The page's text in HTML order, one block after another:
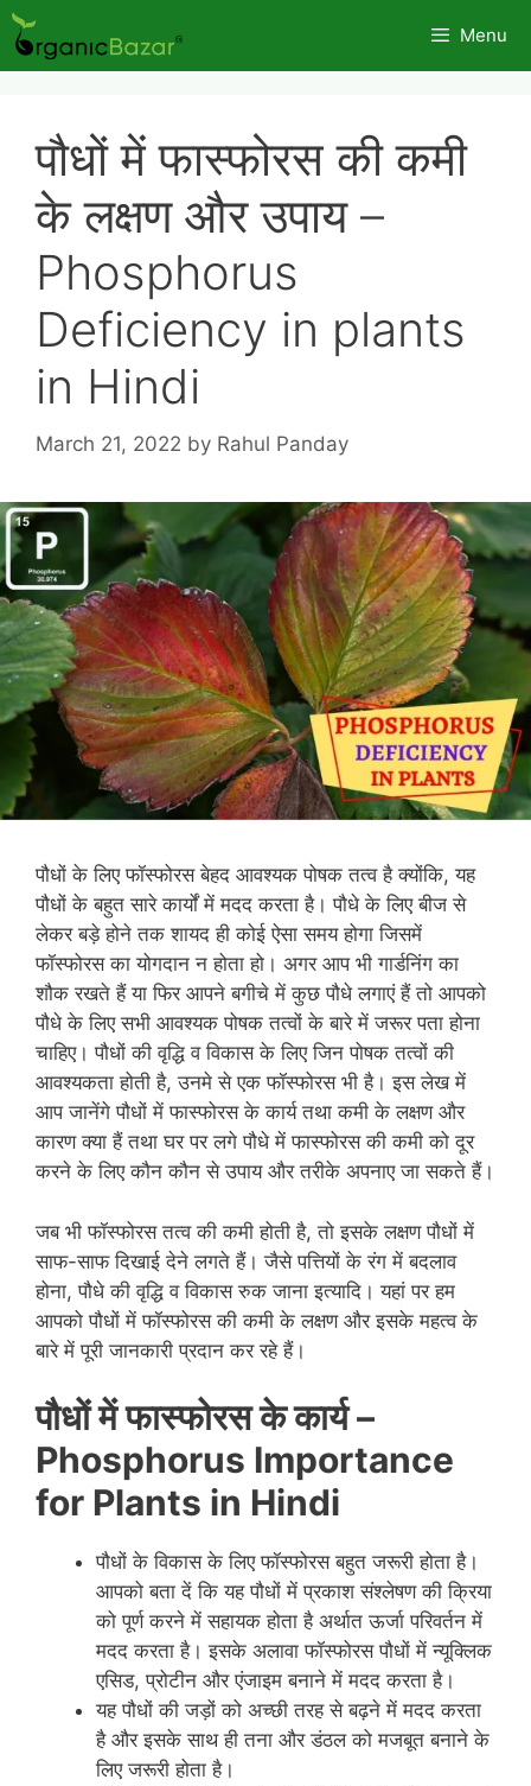
Skip
to
content
Menu
पौधों में फास्फोरस की कमी
के लक्षण और उपाय –
Phosphorus
Deficiency in plants
in Hindi
March 21, 2022 by Rahul Panday
पौधों के लिए फॉस्फोरस बेहद आवश्यक पोषक तत्व है क्योंकि, यह
पौधों के बहुत सारे कार्यों में मदद करता है। पौधे के लिए बीज से
लेकर बड़े होने तक शायद ही कोई ऐसा समय होगा जिसमें
फॉस्फोरस का योगदान न होता हो। अगर आप भी गार्डनिंग का
शौक रखते हैं या फिर आपने बगीचे में कुछ पौधे लगाएं हैं तो आपको
पौधे के लिए सभी आवश्यक पोषक तत्वों के बारे में जरूर पता होना
चाहिए। पौधों की वृद्धि व विकास के लिए जिन पोषक तत्वों की
आवश्यकता होती है, उनमे से एक फॉस्फोरस भी है। इस लेख में
आप जानेंगे पौधों में फास्फोरस के कार्य तथा कमी के लक्षण और
कारण क्या हैं तथा घर पर लगे पौधे में फास्फोरस की कमी को दूर
करने के लिए कौन कौन से उपाय और तरीके अपनाए जा सकते हैं।
जब भी फॉस्फोरस तत्व की कमी होती है, तो इसके लक्षण पौधों में
साफ-साफ दिखाई देने लगते हैं। जैसे पत्तियों के रंग में बदलाव
होना, पौधे की वृद्धि व विकास रुक जाना इत्यादि। यहां पर हम
आपको पौधों में फॉस्फोरस की कमी के लक्षण और इसके महत्व के
बारे में पूरी जानकारी प्रदान कर रहे हैं।
पौधों में फास्फोरस के कार्य –
Phosphorus Importance
for Plants in Hindi
पौधों के विकास के लिए फॉस्फोरस बहुत जरूरी होता है।
आपको बता दें कि यह पौधों में प्रकाश संश्लेषण की क्रिया
को पूर्ण करने में सहायक होता है अर्थात ऊर्जा परिवर्तन में
मदद करता है। इसके अलावा फॉस्फोरस पौधों में न्यूक्लिक
एसिड, प्रोटीन और एंजाइम बनाने में मदद करता है।
यह पौधों की जड़ों को अच्छी तरह से बढ़ने में मदद करता
है और इसके साथ ही तना और डंठल को मजबूत बनाने के
लिए जरूरी होता है।